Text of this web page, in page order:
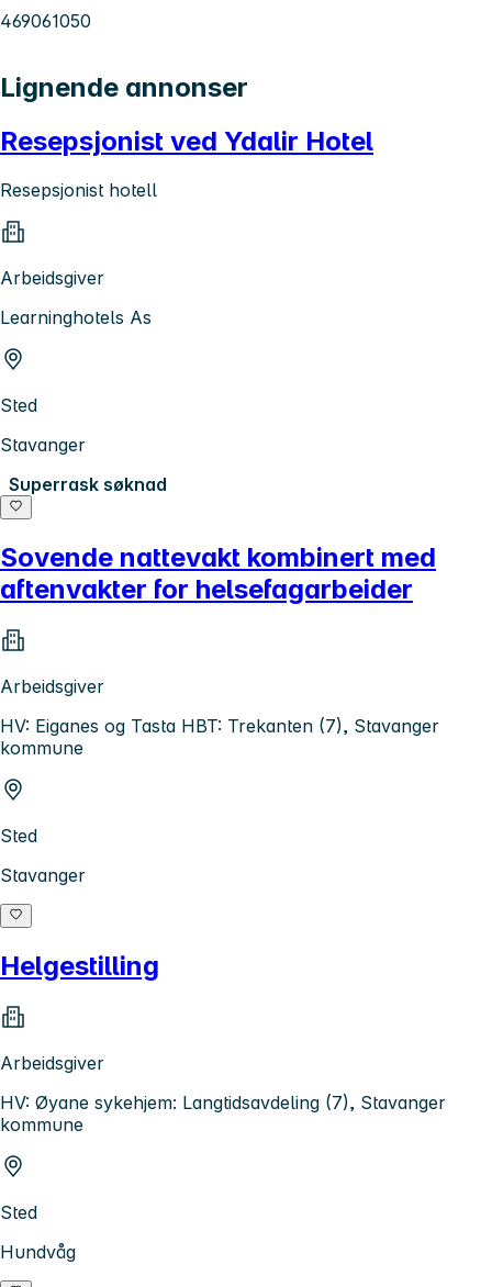
469061050
Lignende annonser
Resepsjonist ved Ydalir Hotel
Resepsjonist hotell
Arbeidsgiver
Learninghotels As
Sted
Stavanger
Superrask søknad
Sovende nattevakt kombinert med
aftenvakter for helsefagarbeider
Arbeidsgiver
HV: Eiganes og Tasta HBT: Trekanten (7), Stavanger
kommune
Sted
Stavanger
Helgestilling
Arbeidsgiver
HV: Øyane sykehjem: Langtidsavdeling (7), Stavanger
kommune
Sted
Hundvåg